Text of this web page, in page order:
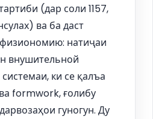
(дар соли 1157,
ва ба даст
натиҷаи
внушительной
ки се қалъа
formwork, ғолибу
гуногун. Ду